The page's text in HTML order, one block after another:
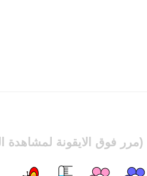
(مرر فوق الايقونة لمشاهدة